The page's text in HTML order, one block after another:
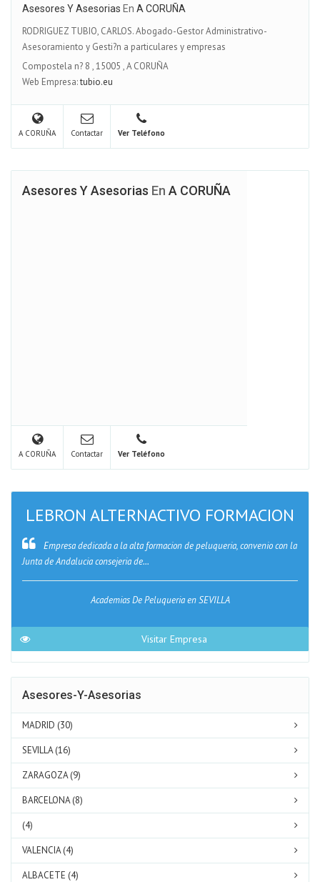
Asesores Y Asesorias En A CORUÑA
RODRIGUEZ TUBIO, CARLOS. Abogado-Gestor Administrativo-
Asesoramiento y Gesti?n a particulares y empresas
Compostela n? 8 ,15005 ,A CORUÑA
Web Empresa:tubio.eu
A CORUÑA Contactar Ver Teléfono
Asesores Y Asesorias En A CORUÑA
A CORUÑA Contactar Ver Teléfono
LEBRON ALTERNACTIVO FORMACION
Empresa dedicada a la alta formacion de peluqueria, convenio con la
Junta de Andalucia consejeria de...
Academias De Peluqueria en SEVILLA
Visitar Empresa
Asesores-Y-Asesorias
MADRID (30)
SEVILLA (16)
ZARAGOZA (9)
BARCELONA (8)
(4)
VALENCIA (4)
ALBACETE (4)